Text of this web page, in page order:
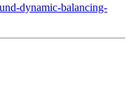
dynamic-balancing-